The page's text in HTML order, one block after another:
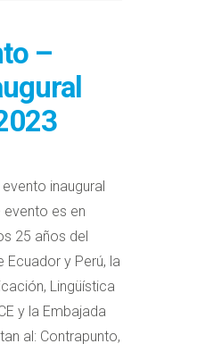
–
inaugural
evento es en
25 años del
Ecuador y Perú, la
Lingüística
y la Embajada
al: Contrapunto,